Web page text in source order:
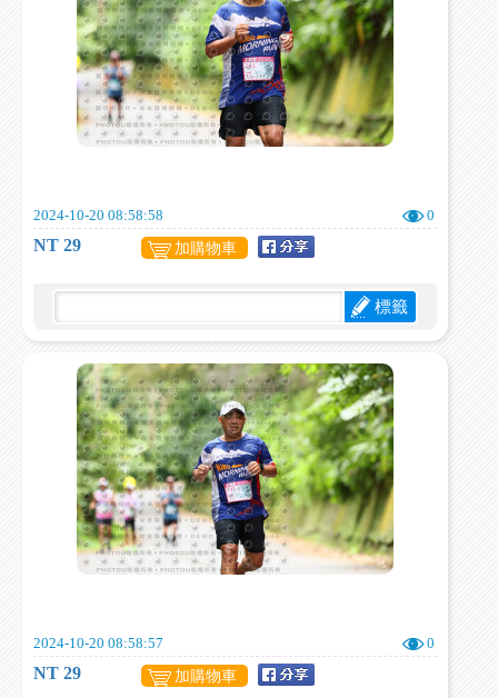
2024-10-20 08:58:58 0
NT 29 加購物車
標籤
2024-10-20 08:58:57 0
NT 29 加購物車